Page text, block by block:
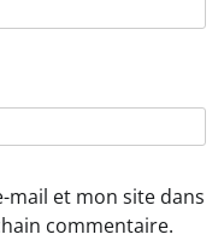
et mon site dans
commentaire.